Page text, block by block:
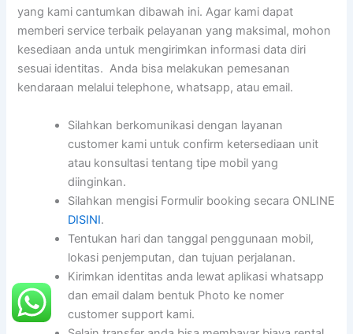
yang kami cantumkan dibawah ini. Agar kami dapat
memberi service terbaik pelayanan yang maksimal, mohon
kesediaan anda untuk mengirimkan informasi data diri
sesuai identitas. Anda bisa melakukan pemesanan
kendaraan melalui telephone, whatsapp, atau email.
Silahkan berkomunikasi dengan layanan
customer kami untuk confirm ketersediaan unit
atau konsultasi tentang tipe mobil yang
diinginkan.
Silahkan mengisi Formulir booking secara ONLINE
DISINI.
Tentukan hari dan tanggal penggunaan mobil,
lokasi penjemputan, dan tujuan perjalanan.
Kirimkan identitas anda lewat aplikasi whatsapp
dan email dalam bentuk Photo ke nomer
customer support kami.